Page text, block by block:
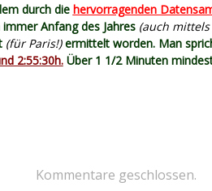
durch die hervorragenden
Anfang des Jahres (auch mittels
(für Paris!)ermittelt worden. Man
2:55:30h.Über 1 1/2 Minuten
Kommentare geschlossen.